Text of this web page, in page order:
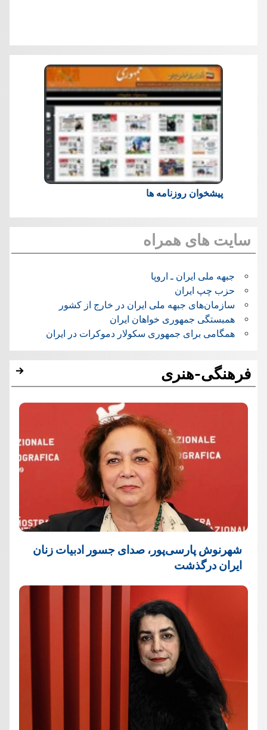
پیشخوان روزنامه ها
سایت های همراه
جبهه ملی ایران ـ اروپا
حزب چپ ایران
سازمان‌های جبهه ملی ایران در خارج از کشور
همبستگی جمهوری خواهان ایران
همگامی برای جمهوری سکولار دموکرات در ایران
فرهنگی-هنری
شهرنوش پارسی‌پور، صدای جسور ادبیات زنان
ایران درگذشت